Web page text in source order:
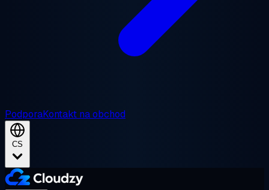
PodporaKontakt na obchod
CS